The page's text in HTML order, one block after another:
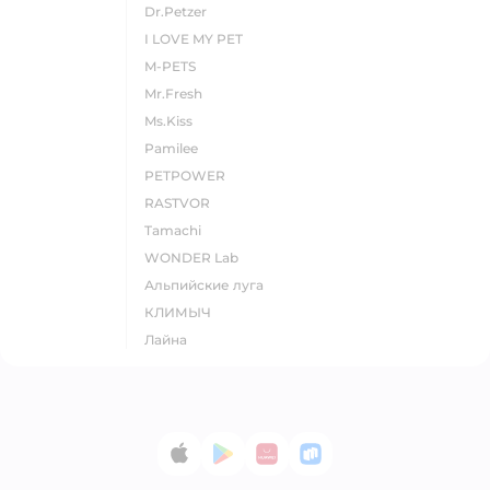
Dr.Petzer
I LOVE MY PET
M-PETS
Mr.Fresh
Ms.Kiss
Pamilee
PETPOWER
RASTVOR
Tamachi
WONDER Lab
Альпийские луга
КЛИМЫЧ
Лайна
App StoreGoogle Play
AppGallery
RuStore